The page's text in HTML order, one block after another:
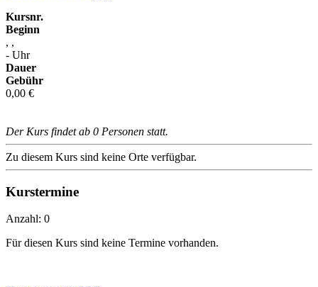
Kursnr.
Beginn
, ,
- Uhr
Dauer
Gebühr
0,00 €
Der Kurs findet ab 0 Personen statt.
Zu diesem Kurs sind keine Orte verfügbar.
Kurstermine
Anzahl: 0
Für diesen Kurs sind keine Termine vorhanden.